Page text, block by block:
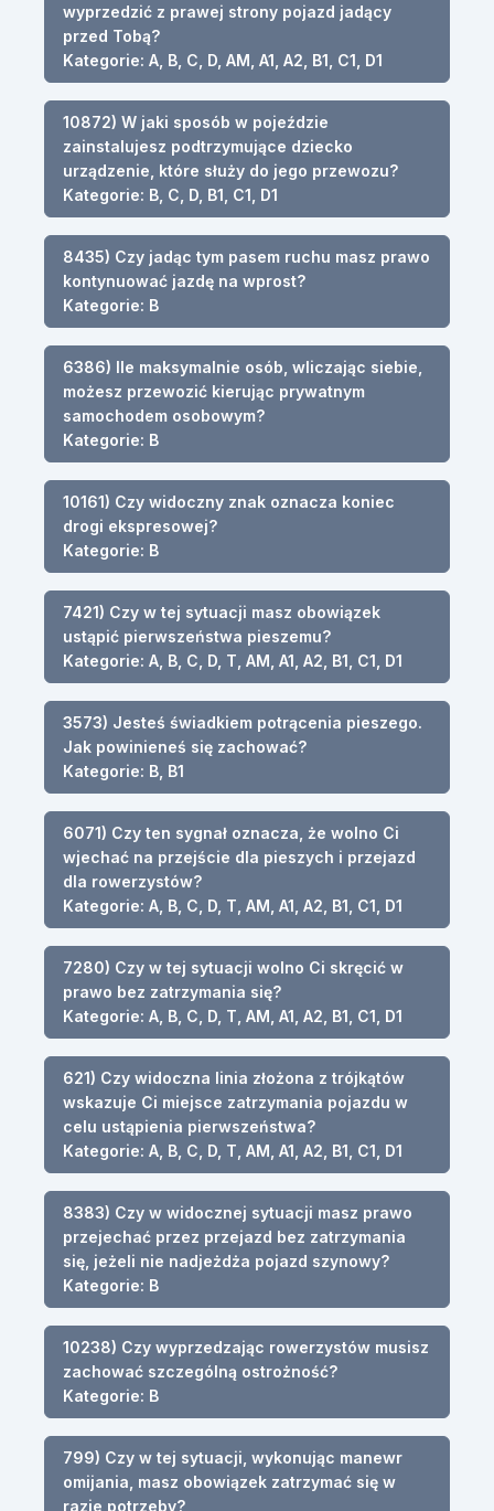
wyprzedzić z prawej strony pojazd jadący
przed Tobą?
Kategorie: A, B, C, D, AM, A1, A2, B1, C1, D1
10872) W jaki sposób w pojeździe
zainstalujesz podtrzymujące dziecko
urządzenie, które służy do jego przewozu?
Kategorie: B, C, D, B1, C1, D1
8435) Czy jadąc tym pasem ruchu masz prawo
kontynuować jazdę na wprost?
Kategorie: B
6386) Ile maksymalnie osób, wliczając siebie,
możesz przewozić kierując prywatnym
samochodem osobowym?
Kategorie: B
10161) Czy widoczny znak oznacza koniec
drogi ekspresowej?
Kategorie: B
7421) Czy w tej sytuacji masz obowiązek
ustąpić pierwszeństwa pieszemu?
Kategorie: A, B, C, D, T, AM, A1, A2, B1, C1, D1
3573) Jesteś świadkiem potrącenia pieszego.
Jak powinieneś się zachować?
Kategorie: B, B1
6071) Czy ten sygnał oznacza, że wolno Ci
wjechać na przejście dla pieszych i przejazd
dla rowerzystów?
Kategorie: A, B, C, D, T, AM, A1, A2, B1, C1, D1
7280) Czy w tej sytuacji wolno Ci skręcić w
prawo bez zatrzymania się?
Kategorie: A, B, C, D, T, AM, A1, A2, B1, C1, D1
621) Czy widoczna linia złożona z trójkątów
wskazuje Ci miejsce zatrzymania pojazdu w
celu ustąpienia pierwszeństwa?
Kategorie: A, B, C, D, T, AM, A1, A2, B1, C1, D1
8383) Czy w widocznej sytuacji masz prawo
przejechać przez przejazd bez zatrzymania
się, jeżeli nie nadjeżdża pojazd szynowy?
Kategorie: B
10238) Czy wyprzedzając rowerzystów musisz
zachować szczególną ostrożność?
Kategorie: B
799) Czy w tej sytuacji, wykonując manewr
omijania, masz obowiązek zatrzymać się w
razie potrzeby?